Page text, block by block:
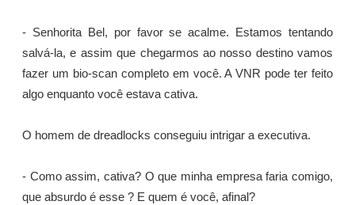
- Senhorita Bel, por favor se acalme. Estamos tentando
salvá-la, e assim que chegarmos ao nosso destino vamos
fazer um bio-scan completo em você. A VNR pode ter feito
algo enquanto você estava cativa.
O homem de dreadlocks conseguiu intrigar a executiva.
- Como assim, cativa? O que minha empresa faria comigo,
que absurdo é esse ? E quem é você, afinal?